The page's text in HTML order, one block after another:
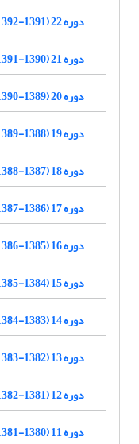
دوره 22 (1391-1392)
دوره 21 (1390-1391)
دوره 20 (1389-1390)
دوره 19 (1388-1389)
دوره 18 (1387-1388)
دوره 17 (1386-1387)
دوره 16 (1385-1386)
دوره 15 (1384-1385)
دوره 14 (1383-1384)
دوره 13 (1382-1383)
دوره 12 (1381-1382)
دوره 11 (1380-1381)